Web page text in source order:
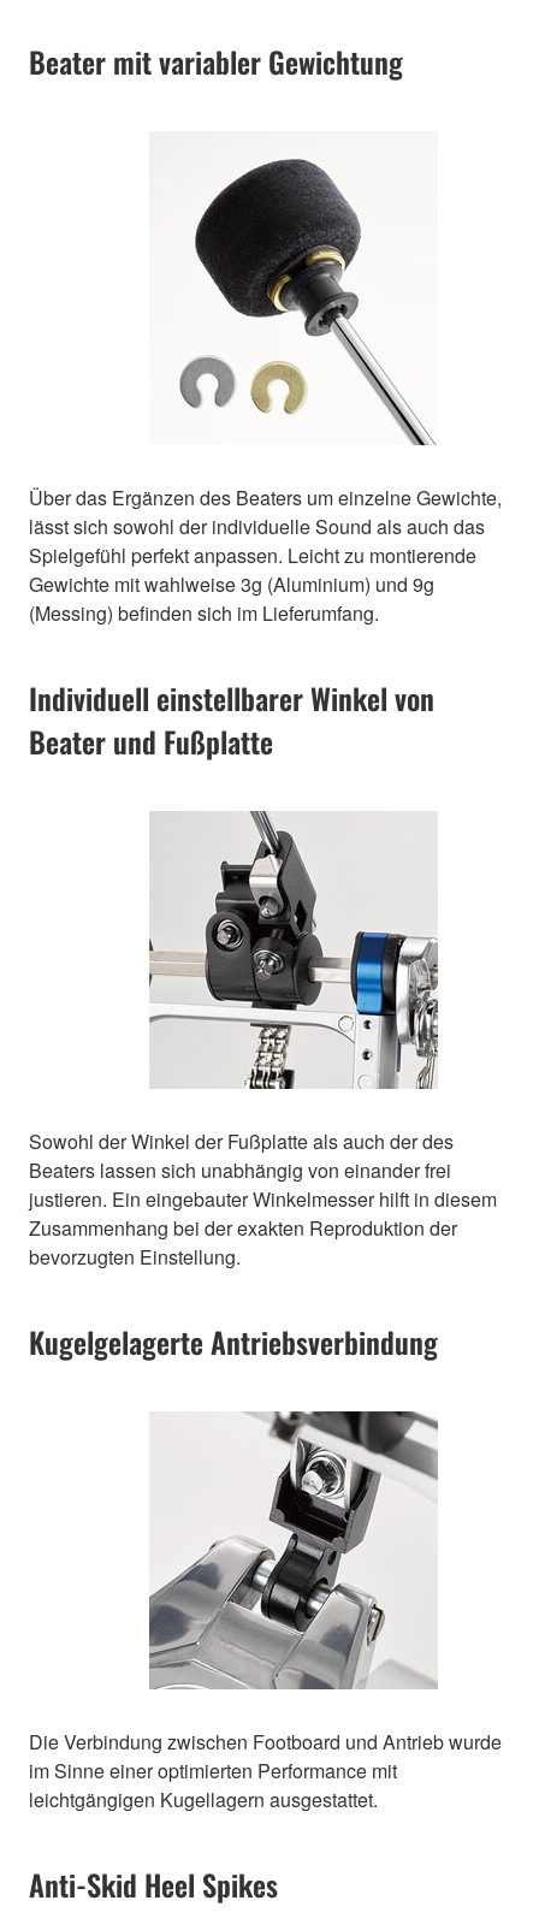
Beater mit variabler Gewichtung
Über das Ergänzen des Beaters um einzelne Gewichte,
lässt sich sowohl der individuelle Sound als auch das
Spielgefühl perfekt anpassen. Leicht zu montierende
Gewichte mit wahlweise 3g (Aluminium) und 9g
(Messing) befinden sich im Lieferumfang.
Individuell einstellbarer Winkel von
Beater und Fußplatte
Sowohl der Winkel der Fußplatte als auch der des
Beaters lassen sich unabhängig von einander frei
justieren. Ein eingebauter Winkelmesser hilft in diesem
Zusammenhang bei der exakten Reproduktion der
bevorzugten Einstellung.
Kugelgelagerte Antriebsverbindung
Die Verbindung zwischen Footboard und Antrieb wurde
im Sinne einer optimierten Performance mit
leichtgängigen Kugellagern ausgestattet.
Anti-Skid Heel Spikes